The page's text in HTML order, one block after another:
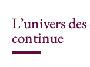
L’univers
continue